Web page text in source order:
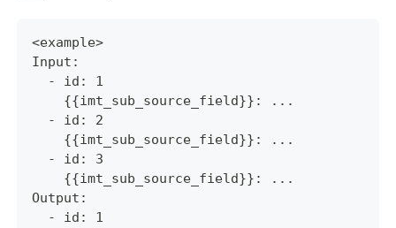
<example>
Input:
  - id: 1
    {{imt_sub_source_field}}: ...
  - id: 2
    {{imt_sub_source_field}}: ...
  - id: 3
    {{imt_sub_source_field}}: ...
Output:
  - id: 1